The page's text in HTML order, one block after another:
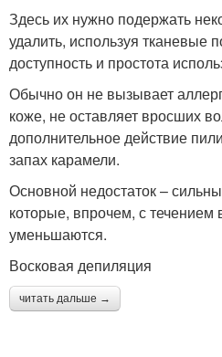
Здесь их нужно подержать
удалить, используя тканевые
доступность и простота
Обычно он не вызывает
коже, не оставляет вросших
дополнительное действие
запах карамели.
Основной недостаток –
которые, впрочем, с
уменьшаются.
Восковая депиляция
читать дальше →